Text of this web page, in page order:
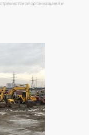
организацией и